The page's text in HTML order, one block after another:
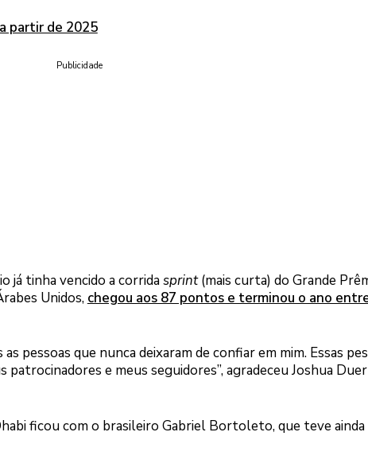
partir de 2025
Publicidade
já tinha vencido a corridasprint(mais curta) do Grande
Unidos, chegou aos 87 pontos e terminou o ano
pessoas que nunca deixaram de confiar em mim. Essas
patrocinadores e meus seguidores”, agradeceu Joshua
ficou com o brasileiro Gabriel Bortoleto, que teve ainda